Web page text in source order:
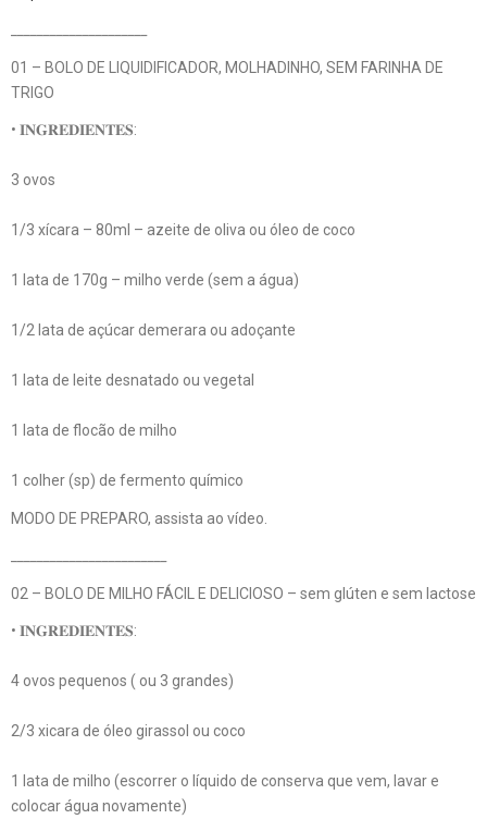
01 – BOLO DE LIQUIDIFICADOR, MOLHADINHO, SEM FARINHA DE
TRIGO
• 𝐈𝐍𝐆𝐑𝐄𝐃𝐈𝐄𝐍𝐓𝐄𝐒:
3 ovos
1/3 xícara – 80ml – azeite de oliva ou óleo de coco
1 lata de 170g – milho verde (sem a água)
1/2 lata de açúcar demerara ou adoçante
1 lata de leite desnatado ou vegetal
1 lata de flocão de milho
1 colher (sp) de fermento químico
MODO DE PREPARO, assista ao vídeo.
02 – BOLO DE MILHO FÁCIL E DELICIOSO – sem glúten e sem lactose
• 𝐈𝐍𝐆𝐑𝐄𝐃𝐈𝐄𝐍𝐓𝐄𝐒:
4 ovos pequenos ( ou 3 grandes)
2/3 xicara de óleo girassol ou coco
1 lata de milho (escorrer o líquido de conserva que vem, lavar e
colocar água novamente)